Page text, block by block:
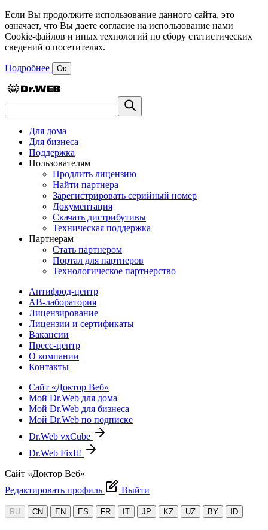
Если Вы продолжите использование данного сайта, это
означает, что Вы даете согласие на использование нами
Cookie-файлов и иных технологий по сбору статистических
сведений о посетителях.
Подробнее Ок
Для дома
Для бизнеса
Поддержка
Пользователям
Продлить лицензию
Найти партнера
Зарегистрировать серийный номер
Документация
Скачать дистрибутивы
Техническая поддержка
Партнерам
Стать партнером
Портал для партнеров
Технологическое партнерство
Антифрод-центр
АВ-лаборатория
Лицензирование
Лицензии и сертификаты
Вакансии
Пресс-центр
О компании
Контакты
Сайт «Доктор Веб»
Мой Dr.Web для дома
Мой Dr.Web для бизнеса
Мой Dr.Web по подписке
Dr.Web vxCube
Dr.Web FixIt!
Сайт «Доктор Веб»
Редактировать профиль
Выйти
RU CN EN ES FR IT JP KZ UZ BY ID